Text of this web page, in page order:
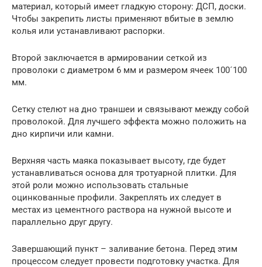
материал, который имеет гладкую сторону: ДСП, доски.
Чтобы закрепить листы применяют вбитые в землю
колья или устанавливают распорки.
Второй заключается в армировании сеткой из
проволоки с диаметром 6 мм и размером ячеек 100´100
мм.
Сетку стелют на дно траншеи и связывают между собой
проволокой. Для лучшего эффекта можно положить на
дно кирпичи или камни.
Верхняя часть маяка показывает высоту, где будет
устанавливаться основа для тротуарной плитки. Для
этой роли можно использовать стальные
оцинкованные профили. Закреплять их следует в
местах из цементного раствора на нужной высоте и
параллельно друг другу.
Завершающий пункт – заливание бетона. Перед этим
процессом следует провести подготовку участка. Для